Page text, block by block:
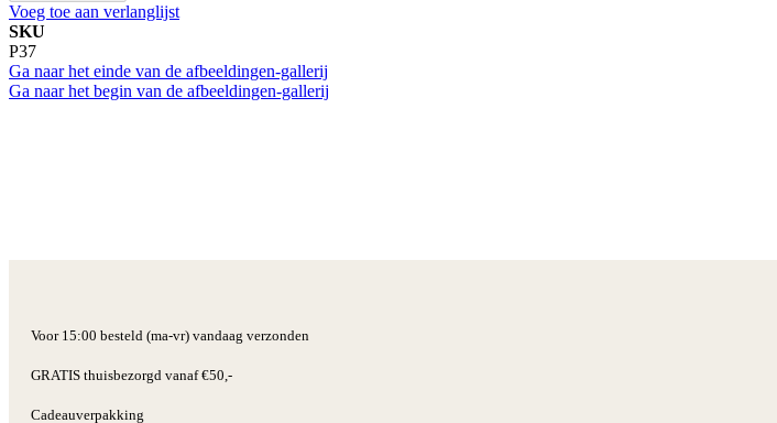
Voeg toe aan verlanglijst
SKU
P37
Ga naar het einde van de afbeeldingen-gallerij
Ga naar het begin van de afbeeldingen-gallerij
Voor 15:00 besteld (ma-vr) vandaag verzonden
GRATIS thuisbezorgd vanaf €50,-
Cadeauverpakking